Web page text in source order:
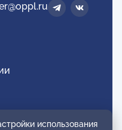
и партнеров
использования